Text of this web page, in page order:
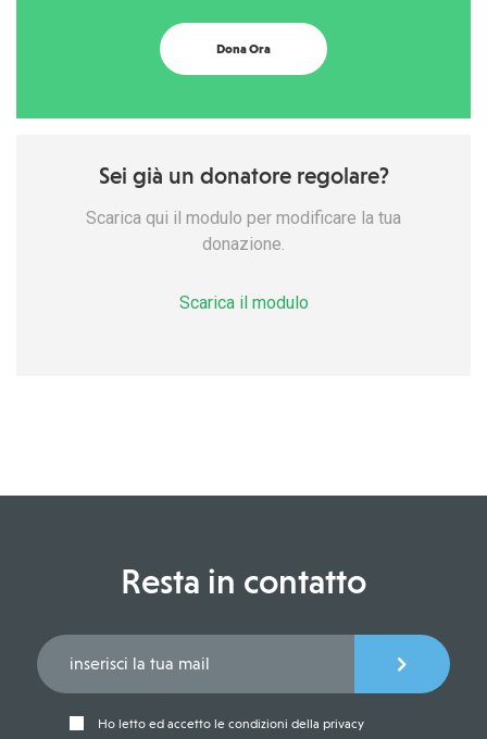
Dona Ora
Sei già un donatore regolare?
Scarica qui il modulo per modificare la tua
donazione.
Scarica il modulo
Resta in contatto
Ho letto ed accetto le condizioni della privacy